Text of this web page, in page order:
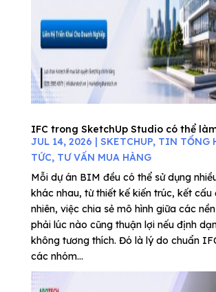
IFC trong SketchUp Studio có thể
JUL 14, 2026 | SKETCHUP, TIN TỔNG
TỨC, TƯ VẤN MUA HÀNG
Mỗi dự án BIM đều có thể sử dụng
khác nhau, từ thiết kế kiến trúc, kết cấu
nhiên, việc chia sẻ mô hình giữa các
phải lúc nào cũng thuận lợi nếu định
không tương thích. Đó là lý do chuẩn
các nhóm...